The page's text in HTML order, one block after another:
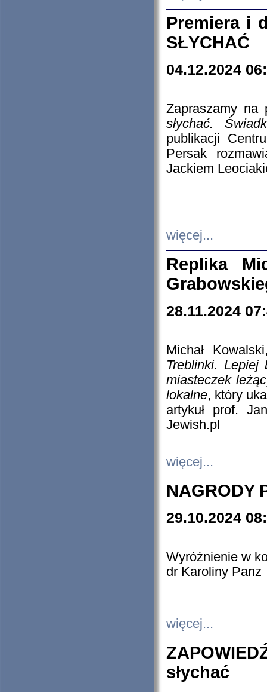
Premiera i
SŁYCHAĆ
04.12.2024
Zapraszamy
słychać.
publikacji
Persak
Jackiem
więcej...
Replika
28.11.2024
Michał
Treblinki. Lepiej
miasteczek
lokalne, który
artykuł prof.
Jewish.pl
więcej...
NAGRODY
29.10.2024
Wyróżnienie w
dr Karoliny Panz
więcej...
słychać